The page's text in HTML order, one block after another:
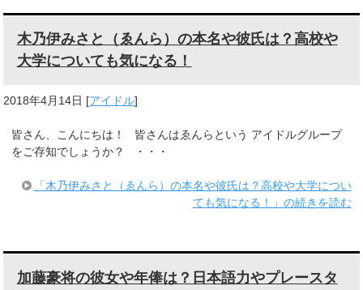
木乃伊みさと（ゑんら）の本名や彼氏は？高校や
大学についても気になる！
2018年4月14日 [アイドル]
皆さん、こんにちは！ 皆さんはゑんらという アイドルグループ
をご存知でしょうか？ ・・・
「木乃伊みさと（ゑんら）の本名や彼氏は？高校や大学につい
ても気になる！」の続きを読む
加藤豪将の彼女や年俸は？日本語力やプレースタ